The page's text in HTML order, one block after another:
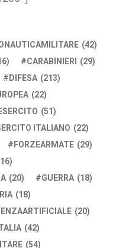
(42)
CARABINIERI (29)
DIFESA (213)
(22)
(51)
ITALIANO (22)
FORZEARMATE (29)
(20) GUERRA (18)
(18)
(20)
(42)
(54)